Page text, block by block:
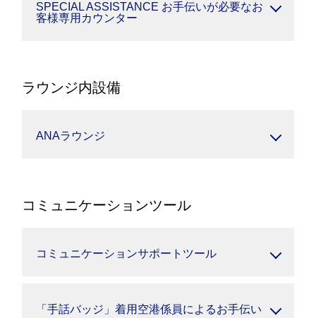
SPECIAL ASSISTANCE お手伝いが必要なお
客様専用カウンター
ラウンジ内設備
ANAラウンジ
コミュニケーションツール
コミュニケーションサポートツール
「手話バッジ」着用空港係員によるお手伝い